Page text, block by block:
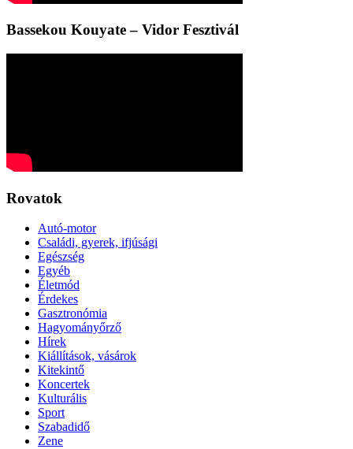
Bassekou Kouyate – Vidor Fesztivál
Rovatok
Autó-motor
Családi, gyerek, ifjúsági
Egészség
Egyéb
Életmód
Érdekes
Gasztronómia
Hagyományőrző
Hírek
Kiállítások, vásárok
Kitekintő
Koncertek
Kulturális
Sport
Szabadidő
Zene